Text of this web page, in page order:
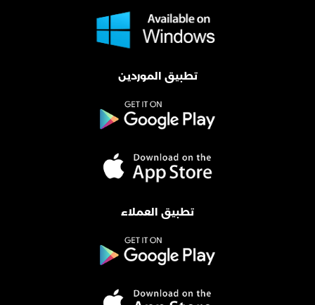
تطبيق الموردين
تطبيق العملاء